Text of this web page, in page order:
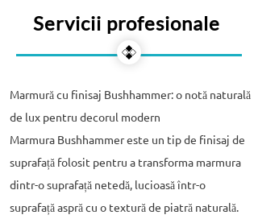
Servicii profesionale
Marmură cu finisaj Bushhammer: o notă naturală
de lux pentru decorul modern
Marmura Bushhammer este un tip de finisaj de
suprafață folosit pentru a transforma marmura
dintr-o suprafață netedă, lucioasă într-o
suprafață aspră cu o textură de piatră naturală.